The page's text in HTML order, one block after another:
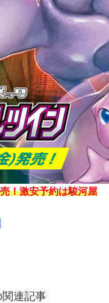
！激安予約は駿河屋
関連記事